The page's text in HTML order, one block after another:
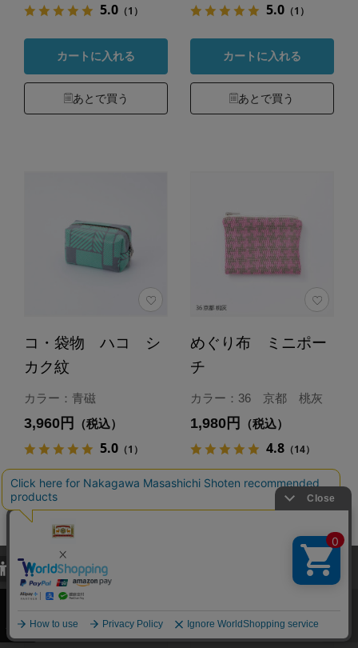
5.0（1）
カートに入れる
あとで買う
5.0（1）
カートに入れる
あとで買う
コ・袋物 ハコ シ
カク紋
カラー：青磁
3,960円 （税込）
5.0（1）
あとで買う
めぐり布 ミニポー
チ
カラー：36 京都 桃灰
1,980円 （税込）
4.8（14）
カートに入れる
あとで買う
当サイトでは、当サイト内における閲覧履歴・属性情報などの取得およ
び利便性向上のためにクッキー（Cookie）を使用いたします。詳細に
関しては「プライバシーポリシー
承諾する